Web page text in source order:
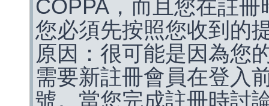
COPPA，而且您在註
您必須先按照您收到的
原因：很可能是因為您
需要新註冊會員在登入
號。當您完成註冊時討